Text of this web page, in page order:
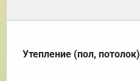
Утепление (пол, потолок)